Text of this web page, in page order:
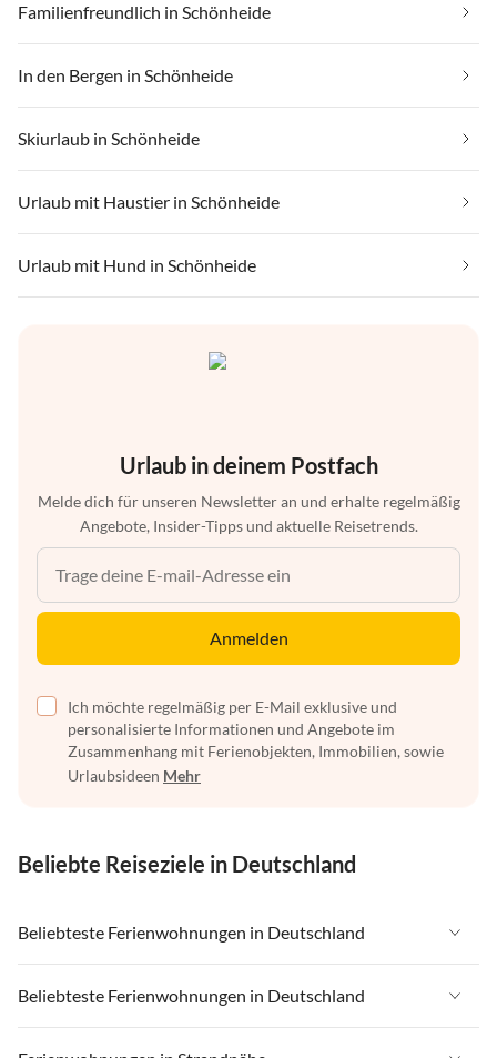
Familienfreundlich in Schönheide
In den Bergen in Schönheide
Skiurlaub in Schönheide
Urlaub mit Haustier in Schönheide
Urlaub mit Hund in Schönheide
Urlaub in deinem Postfach
Melde dich für unseren Newsletter an und erhalte regelmäßig
Angebote, Insider-Tipps und aktuelle Reisetrends.
Anmelden
Ich möchte regelmäßig per E-Mail exklusive und
personalisierte Informationen und Angebote im
Zusammenhang mit Ferienobjekten, Immobilien, sowie
Urlaubsideen Mehr
Beliebte Reiseziele in Deutschland
Beliebteste Ferienwohnungen in Deutschland
Ferienwohnungen in Deutschland
Ferienwohnungen in Ostsee
Beliebteste Ferienwohnungen in Deutschland